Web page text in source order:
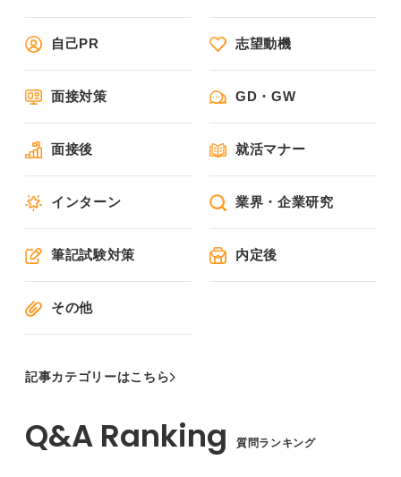
自己PR 志望動機
面接対策 GD・GW
面接後 就活マナー
インターン 業界・企業研究
筆記試験対策 内定後
その他
記事カテゴリーはこちら
質問ランキング